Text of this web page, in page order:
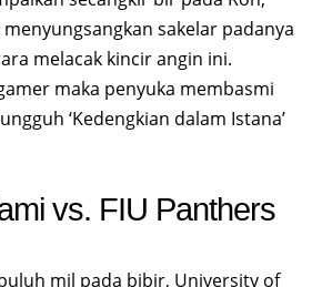
sakelar padanya
melacak kincir angin ini.
maka penyuka membasmi
‘Kedengkian dalam Istana’
vs. FIU Panthers
mil pada bibir, University of